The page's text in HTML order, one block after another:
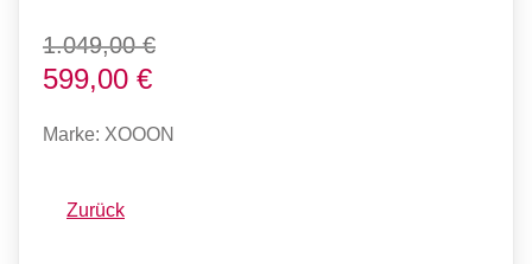
1.049,00 €
599,00 €
Marke: XOOON
Zurück